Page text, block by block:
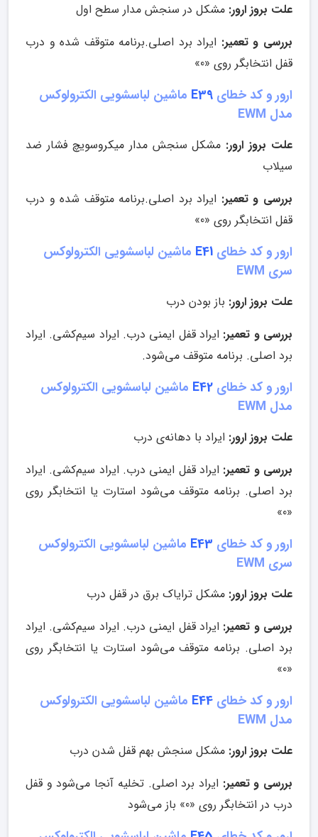
علت بروز ارور: مشکل در سنجش مدار سطح اول
بررسی و تعمیر: ایراد برد اصلی.برنامه متوقف شده و درب
قفل انتخابگر روی «0»
ارور و کد خطای
ماشین لباسشویی الکترولوکس
مدل EWM
علت بروز ارور: مشکل سنجش مدار میکروسویچ فشار ضد
سیلاب
بررسی و تعمیر: ایراد برد اصلی.برنامه متوقف شده و درب
قفل انتخابگر روی «0»
ارور و کد خطای
ماشین لباسشویی الکترولوکس
سری EWM
علت بروز ارور: باز بودن درب
بررسی و تعمیر: ایراد قفل ایمنی درب. ایراد سیم‌کشی. ایراد
برد اصلی. برنامه متوقف می‌شود.
ارور و کد خطای
ماشین لباسشویی الکترولوکس
مدل EWM
علت بروز ارور: ایراد با دهانه‌ی درب
بررسی و تعمیر: ایراد قفل ایمنی درب. ایراد سیم‌کشی. ایراد
برد اصلی. برنامه متوقف می‌شود استارت یا انتخابگر روی
«0»
ارور و کد خطای
ماشین لباسشویی الکترولوکس
سری EWM
علت بروز ارور: مشکل ترایاک برق در قفل درب
بررسی و تعمیر: ایراد قفل ایمنی درب. ایراد سیم‌کشی. ایراد
برد اصلی. برنامه متوقف می‌شود استارت یا انتخابگر روی
«0»
ارور و کد خطای
ماشین لباسشویی الکترولوکس
مدل EWM
علت بروز ارور: مشکل سنجش بهم قفل شدن درب
بررسی و تعمیر: ایراد برد اصلی. تخلیه آنجا می‌شود و قفل
درب در انتخابگر روی «0» باز می‌شود